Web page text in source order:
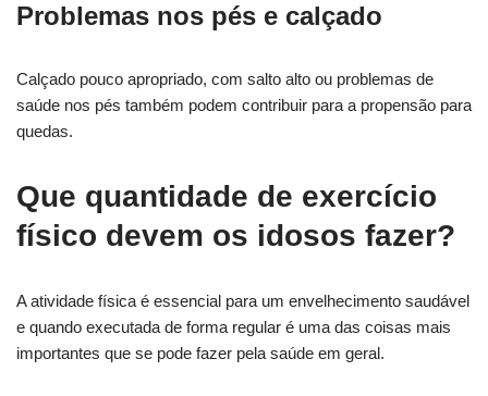
Problemas nos pés e calçado
Calçado pouco apropriado, com salto alto ou problemas de
saúde nos pés também podem contribuir para a propensão para
quedas.
Que quantidade de exercício
físico devem os idosos fazer?
A atividade física é essencial para um envelhecimento saudável
e quando executada de forma regular é uma das coisas mais
importantes que se pode fazer pela saúde em geral.